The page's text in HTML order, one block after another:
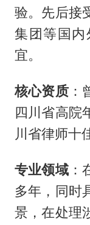
验。先后接
集团等国
宜。
核心资质：
四川省高院
川省律师十
专业领域：
多年，同时
景，在处理